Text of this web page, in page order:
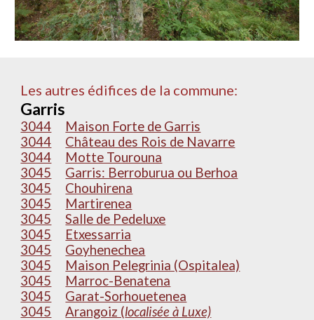
Les autres édifices de la commune:
Garris
3044
Maison Forte de Garris
3044
Château des Rois de Navarre
3044
Motte Tourouna
3045
Garris: Berroburua ou Berhoa
3045
Chouhirena
3045
Martirenea
3045
Salle de Pedeluxe
3045
Etxessarria
3045
Goyhenechea
3045
Maison Pelegrinia (Ospitalea)
3045
Marroc-Benatena
3045
Garat-Sorhouetenea
3045
Arangoiz (localisée à Luxe)